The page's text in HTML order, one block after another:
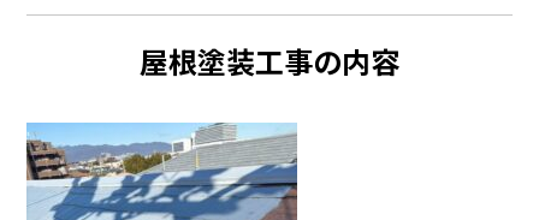
屋根塗装工事の内容